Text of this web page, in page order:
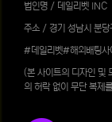
법인명 / 데일리벳 INC
주소 / 경기 성남시 분
#데일리벳#해외배팅사
(본 사이트의 디자인 및
의 허락 없이 무단 복제